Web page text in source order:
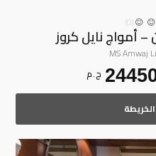
(0)
– أمواج نايل كروز
MS Amwaj
ج . م